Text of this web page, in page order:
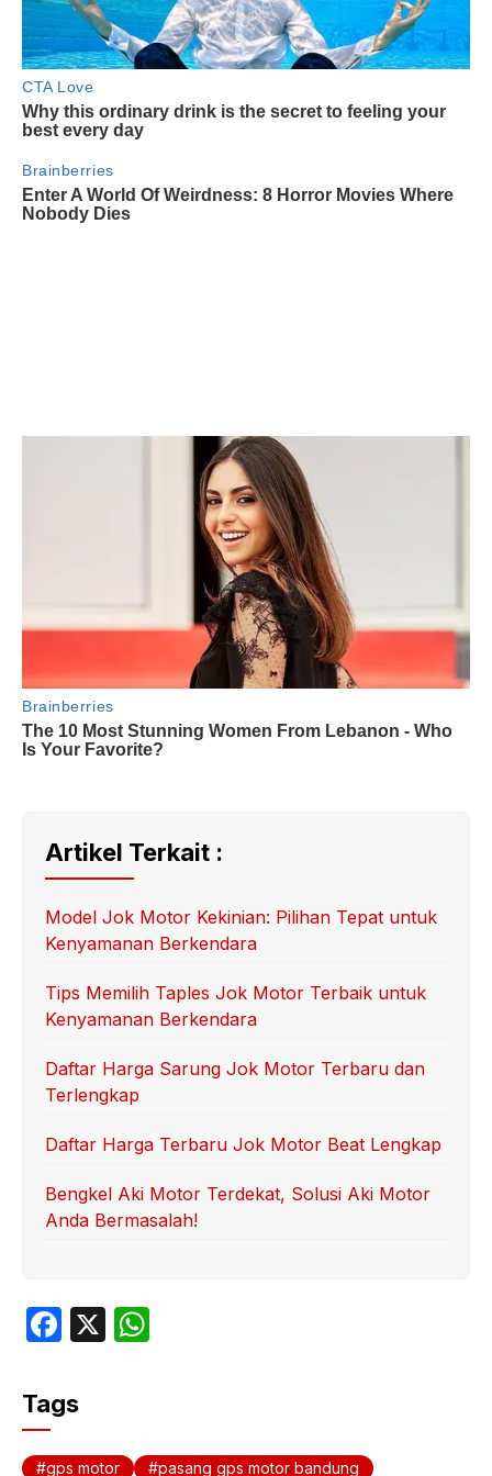
Artikel Terkait :
Model Jok Motor Kekinian: Pilihan Tepat untuk
Kenyamanan Berkendara
Tips Memilih Taples Jok Motor Terbaik untuk
Kenyamanan Berkendara
Daftar Harga Sarung Jok Motor Terbaru dan
Terlengkap
Daftar Harga Terbaru Jok Motor Beat Lengkap
Bengkel Aki Motor Terdekat, Solusi Aki Motor
Anda Bermasalah!
F
c
e
b
X
A
Tags
gps motor pasang gps motor bandung